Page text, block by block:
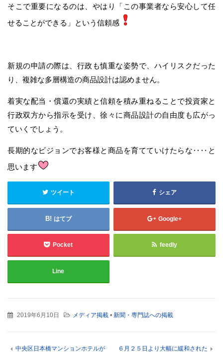
そこで重要になるのは、やはり「この事業者なら安心して任
せることができる」という信頼感
新規の申請の際は、行政も慎重な姿勢で、ハイリスクだった
り、複雑な多層構造の商品設計は認めません。
着実な配当・償還の実績と信頼を積み重ねることで投資家と
行政双方から指示を受け、徐々に商品設計の自由度も広がっ
ていくでしょう。
長期的なビジョンでお客様と商品を育てていけたらな‥‥と
思います
ツイート シェア
はてブ Google+
Pocket feedly
Line
2019年6月10日 メディア掲載 • 新聞・専門誌への掲載
中央区日本橋マンションホテルが
６月２５日より大幅に緩和された